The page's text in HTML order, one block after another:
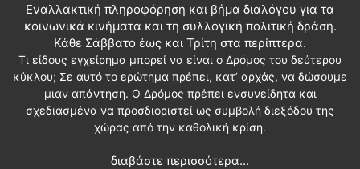
Εναλλακτική πληροφόρηση και βήμα διαλόγου για τα
κοινωνικά κινήματα και τη συλλογική πολιτική δράση.
Κάθε Σάββατο έως και Τρίτη στα περίπτερα.
Τι είδους εγχείρημα μπορεί να είναι ο Δρόμος του δεύτερου
κύκλου; Σε αυτό το ερώτημα πρέπει, κατ’ αρχάς, να δώσουμε
μιαν απάντηση. Ο Δρόμος πρέπει ενσυνείδητα και
σχεδιασμένα να προσδιοριστεί ως συμβολή διεξόδου της
χώρας από την καθολική κρίση.
διαβάστε περισσότερα...